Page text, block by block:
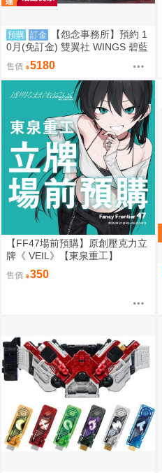
預購 訂金
【怨念事務所】預約 1
0月(免訂金) 雙翼社 WINGS 碧藍
航線 阿爾比恩 銀月下的夜之眷屬
1/7 0927
售價 5180
【FF47場前預購】原創壓克力立
牌《 VEIL》【東泉重工】
售價 350